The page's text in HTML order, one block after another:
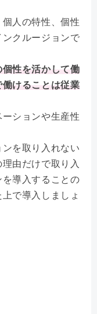
人の特性、個性
クルージョンで
性を活かして働
けることは従業
ションや生産性
を取り入れない
由だけで取り入
導入することの
で導入しましょ